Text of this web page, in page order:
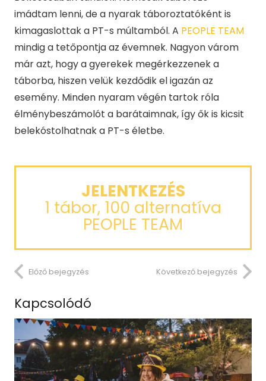
imádtam lenni, de a nyarak táboroztatóként is
kimagaslottak a PT-s múltamból. A PEOPLE TEAM
mindig a tetőpontja az évemnek. Nagyon várom
már azt, hogy a gyerekek megérkezzenek a
táborba, hiszen velük kezdődik el igazán az
esemény. Minden nyaram végén tartok róla
élménybeszámolót a barátaimnak, így ők is kicsit
belekóstolhatnak a PT-s életbe.
JELENTKEZÉS
1 tábor, 100 alternatíva
PEOPLE TEAM
Előző bejegyzés Következő bejegyzés
Kapcsolódó